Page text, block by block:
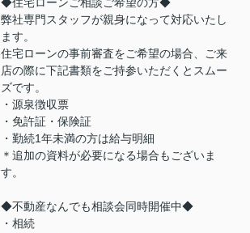
弊社専門スタッフが親身になって対応いたし
ます。
住宅ローンの事前審査をご希望の場合、ご来
店の際に下記書類をご持参いただくとスムー
ズです。
・源泉徴収票
・免許証・保険証
・勤続1年未満の方は給与明細
＊追加の資料が必要になる場合もございま
す。
◆不動産なんでも相談会同時開催中◆
・相続